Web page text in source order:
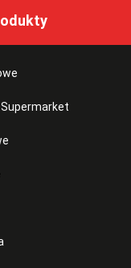
Supermarket